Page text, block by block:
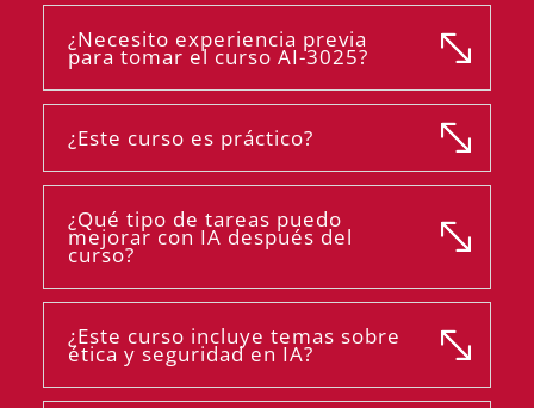
¿Necesito experiencia previa
para tomar el curso AI-3025?
¿Este curso es práctico?
¿Qué tipo de tareas puedo
mejorar con IA después del
curso?
¿Este curso incluye temas sobre
ética y seguridad en IA?